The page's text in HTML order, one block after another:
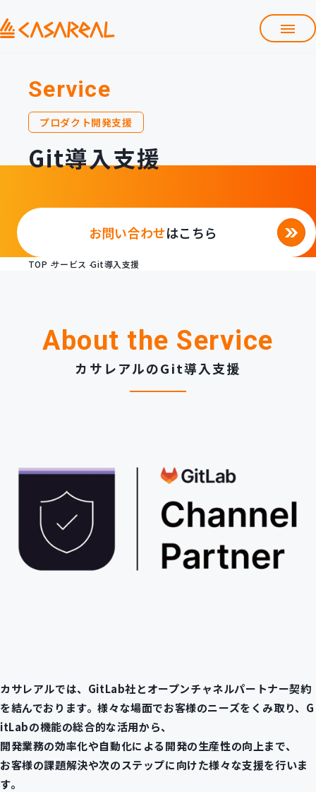
カサレアルについて
会社情報
サービス
プロダクト開発支援
クラウド導入支援
システム構築支援
定型コース
新規開発サービス
パッケージ開発
Contact
Service
プロダクト開発支援
Git導入支援
お問い合わせはこちら
TOP サービス Git導入支援
About the Service
カサレアルのGit導入支援
カサレアルでは、GitLab社とオープンチャネルパートナー契約
を結んでおります。様々な場面でお客様のニーズをくみ取り、G
itLabの機能の総合的な活用から、
開発業務の効率化や自動化による開発の生産性の向上まで、
お客様の課題解決や次のステップに向けた様々な支援を行いま
す。